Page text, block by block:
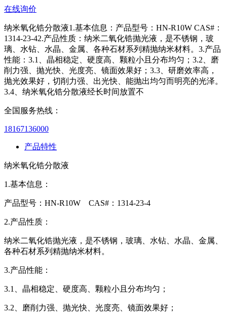
在线询价
纳米氧化锆分散液1.基本信息：产品型号：HN-R10W CAS#：
1314-23-42.产品性质：纳米二氧化锆抛光液，是不锈钢，玻
璃、水钻、水晶、金属、各种石材系列精抛纳米材料。3.产品
性能：3.1、晶相稳定、硬度高、颗粒小且分布均匀；3.2、磨
削力强、抛光快、光度亮、镜面效果好；3.3、研磨效率高，
抛光效果好，切削力强、出光快、能抛出均匀而明亮的光泽。
3.4、纳米氧化锆分散液经长时间放置不
全国服务热线：
18167136000
产品特性
纳米氧化锆分散液
1.基本信息：
产品型号：HN-R10W CAS#：1314-23-4
2.产品性质：
纳米二氧化锆抛光液，是不锈钢，玻璃、水钻、水晶、金属、
各种石材系列精抛纳米材料。
3.产品性能：
3.1、晶相稳定、硬度高、颗粒小且分布均匀；
3.2、磨削力强、抛光快、光度亮、镜面效果好；